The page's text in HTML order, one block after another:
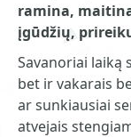
ramina,
įgūdžių,
Savanoriai laiką
bet ir vakarais
ar sunkiausiai
atvejais